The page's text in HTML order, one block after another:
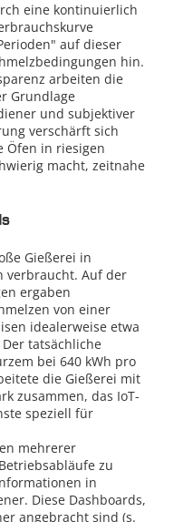
eine kontinuierlich
auf dieser
hin.
arbeiten die
Grundlage
und subjektiver
verschärft sich
Öfen in riesigen
macht, zeitnahe
Gießerei in
verbraucht. Auf der
ergaben
von einer
idealerweise etwa
tatsächliche
bei 640 kWh pro
die Gießerei mit
zusammen, das IoT-
speziell für
mehrerer
zu
in
Diese Dashboards,
angebracht sind (s.